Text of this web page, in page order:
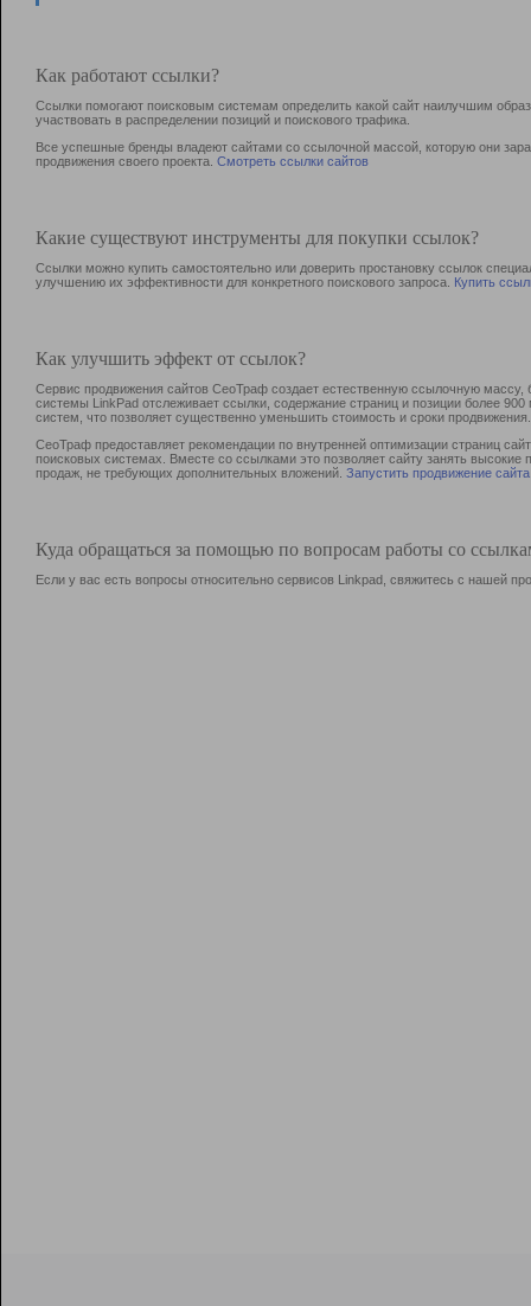
Как работают ссылки?
Ссылки помогают поисковым системам определить какой сайт наилучшим
участвовать в раcпределении позиций и поискового трафика.
Все успешные бренды владеют сайтами со ссылочной массой, которую они
продвижения своего проекта. Смотреть ссылки сайтов
Какие существуют инструменты для покупки ссылок?
Ссылки можно купить самостоятельно или доверить простановку ссылок
улучшению их эффективности для конкретного поискового запроса. Купить
Как улучшить эффект от ссылок?
Сервис продвижения сайтов СеоТраф создает естественную ссылочную
системы LinkPad отслеживает ссылки, содержание страниц и позиции более
систем, что позволяет существенно уменьшить стоимость и сроки продвижения.
СеоТраф предоставляет рекомендации по внутренней оптимизации страниц
поисковых системах. Вместе со ссылками это позволяет сайту занять
продаж, не требующих дополнительных вложений. Запустить продвижение сайта
Куда обращаться за помощью по вопросам работы со
Если у вас есть вопросы относительно сервисов Linkpad, свяжитесь с нашей